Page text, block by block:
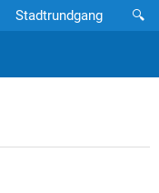
🔍
Stadtrundgang